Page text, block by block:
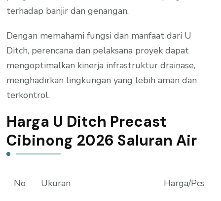
terhadap banjir dan genangan.
Dengan memahami fungsi dan manfaat dari U
Ditch, perencana dan pelaksana proyek dapat
mengoptimalkan kinerja infrastruktur drainase,
menghadirkan lingkungan yang lebih aman dan
terkontrol.
Harga U Ditch Precast
Cibinong 2026 Saluran Air
No Ukuran Harga/Pcs